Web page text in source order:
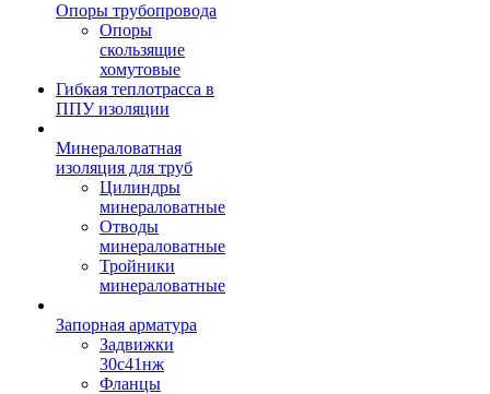
Опоры трубопровода
Опоры
скользящие
хомутовые
Гибкая теплотрасса в
ППУ изоляции
Минераловатная
изоляция для труб
Цилиндры
минераловатные
Отводы
минераловатные
Тройники
минераловатные
Запорная арматура
Задвижки
30с41нж
Фланцы